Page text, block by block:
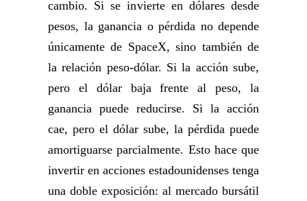
cambio. Si se invierte en dólares desde
pesos, la ganancia o pérdida no depende
únicamente de SpaceX, sino también de
la relación peso-dólar. Si la acción sube,
pero el dólar baja frente al peso, la
ganancia puede reducirse. Si la acción
cae, pero el dólar sube, la pérdida puede
amortiguarse parcialmente. Esto hace que
invertir en acciones estadounidenses tenga
una doble exposición: al mercado bursátil